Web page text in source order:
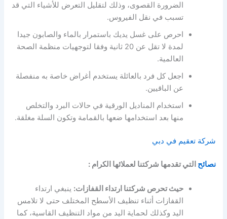
الضرورة القصوى، وذلك لتقليل التعرض للأشياء التي قد
تسبب في نقل الفيروس.
احرص على غسل يديك باستمرار بالماء والصابون جيدا
لمدة لا تقل عن 20 ثانية وفقا لتوجهيات منظمة الصحة
العالمية.
اجعل كل فرد بالعائلة يستخدم أغراض خاصة به منفصلة
عن الباقيين.
استخدام المناديل الورقية في حالات البرد والتخلص
منها بعد استخدامها ضعها بالقمامة وتكون السلة مغلقة.
شركة تعقيم في دبي
نصائح التي تقدمها شركتنا لعملائها الكرام :
حيث تحرص شركتنا ارتداء القفازات: ينبغي ارتداء
القفازات أثناء تنظيف الأسطح المختلف حتى لا تلامس
اليد وكذلك لحماية اليد من مواد التنظيف القاسية، كما